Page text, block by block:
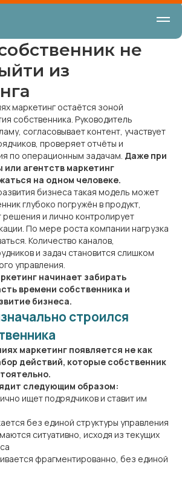
не
из
маркетинг остаётся зоной
собственника. Руководитель
согласовывает контент, участвует
проверяет отчёты и
по операционным задачам. Даже при
агентств маркетинг
на одном человеке.
бизнеса такая модель может
глубоко погружён в продукт,
и лично контролирует
По мере роста компании нагрузка
Количество каналов,
и задач становится слишком
управления.
начинает забирать
времени собственника и
бизнеса.
строился
маркетинг появляется не как
действий, которые собственник
следующим образом:
ищет подрядчиков и ставит им
без единой структуры управления
ситуативно, исходя из текущих
фрагментированно, без единой